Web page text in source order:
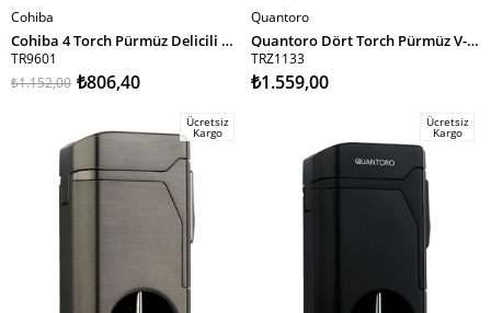
SEPETE EKLE
Cohiba
Cohiba 4 Torch Pürmüz Delicili Gümüş Metal Puro Çakmağı
TR9601
₺806,40
₺1.152,00
SEPETE EKLE
Quantoro
Quantoro Dört Torch Pürmüz V-Kesici/Delicili Bakır Metal Puro Çakmağı
TRZ1133
₺1.559,00
Ücretsiz
Kargo
Ücretsiz
Kargo